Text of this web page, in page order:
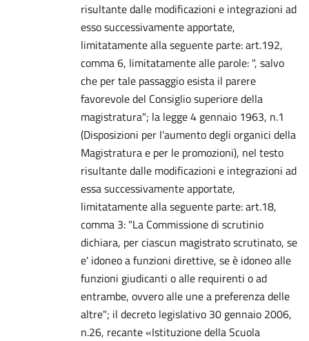
risultante dalle modificazioni e integrazioni ad
esso successivamente apportate,
limitatamente alla seguente parte: art.192,
comma 6, limitatamente alle parole: ", salvo
che per tale passaggio esista il parere
favorevole del Consiglio superiore della
magistratura"; la legge 4 gennaio 1963, n.1
(Disposizioni per l'aumento degli organici della
Magistratura e per le promozioni), nel testo
risultante dalle modificazioni e integrazioni ad
essa successivamente apportate,
limitatamente alla seguente parte: art.18,
comma 3: "La Commissione di scrutinio
dichiara, per ciascun magistrato scrutinato, se
e' idoneo a funzioni direttive, se è idoneo alle
funzioni giudicanti o alle requirenti o ad
entrambe, ovvero alle une a preferenza delle
altre"; il decreto legislativo 30 gennaio 2006,
n.26, recante «Istituzione della Scuola